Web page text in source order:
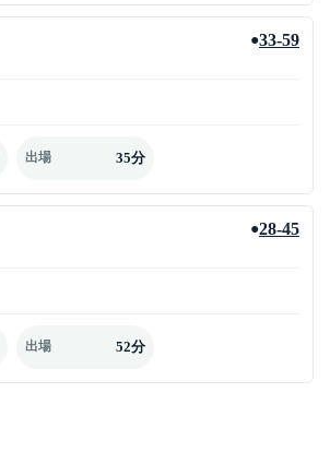
●33-59
出場 35分
●28-45
出場 52分